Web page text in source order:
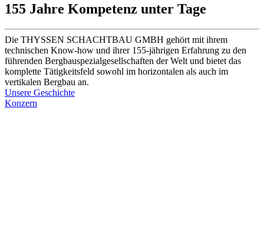
155 Jahre Kompetenz unter Tage
Die THYSSEN SCHACHTBAU GMBH gehört mit ihrem
technischen Know-how und ihrer 155-jährigen Erfahrung zu den
führenden Bergbauspezialgesellschaften der Welt und bietet das
komplette Tätigkeitsfeld sowohl im horizontalen als auch im
vertikalen Bergbau an.
Unsere Geschichte
Konzern